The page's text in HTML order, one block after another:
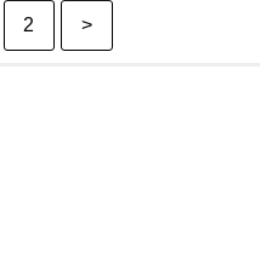
2 >